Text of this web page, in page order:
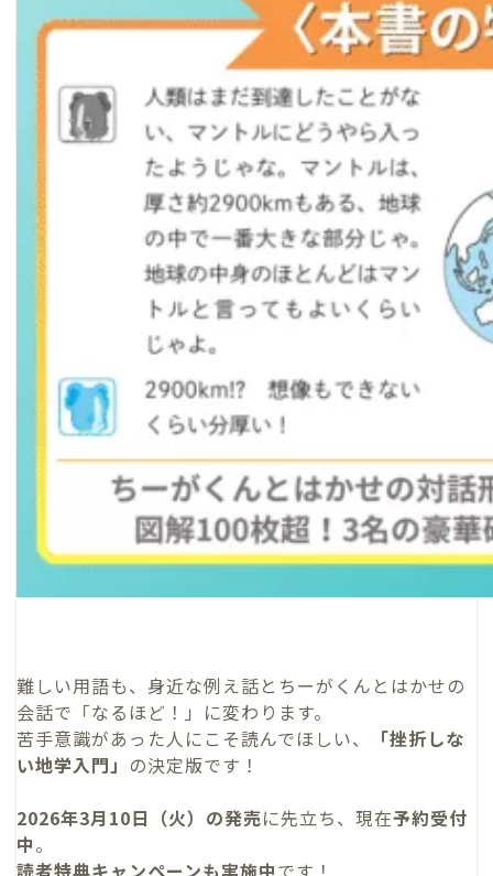
難しい用語も、身近な例え話とちーがくんとはかせの
会話で「なるほど！」に変わります。
苦手意識があった人にこそ読んでほしい、
「挫折しな
い地学入門」 の決定版です！
2026年3月10日（火）の発売に先立ち、現在予約受付
中。
読者特典キャンペーンも実施中です！